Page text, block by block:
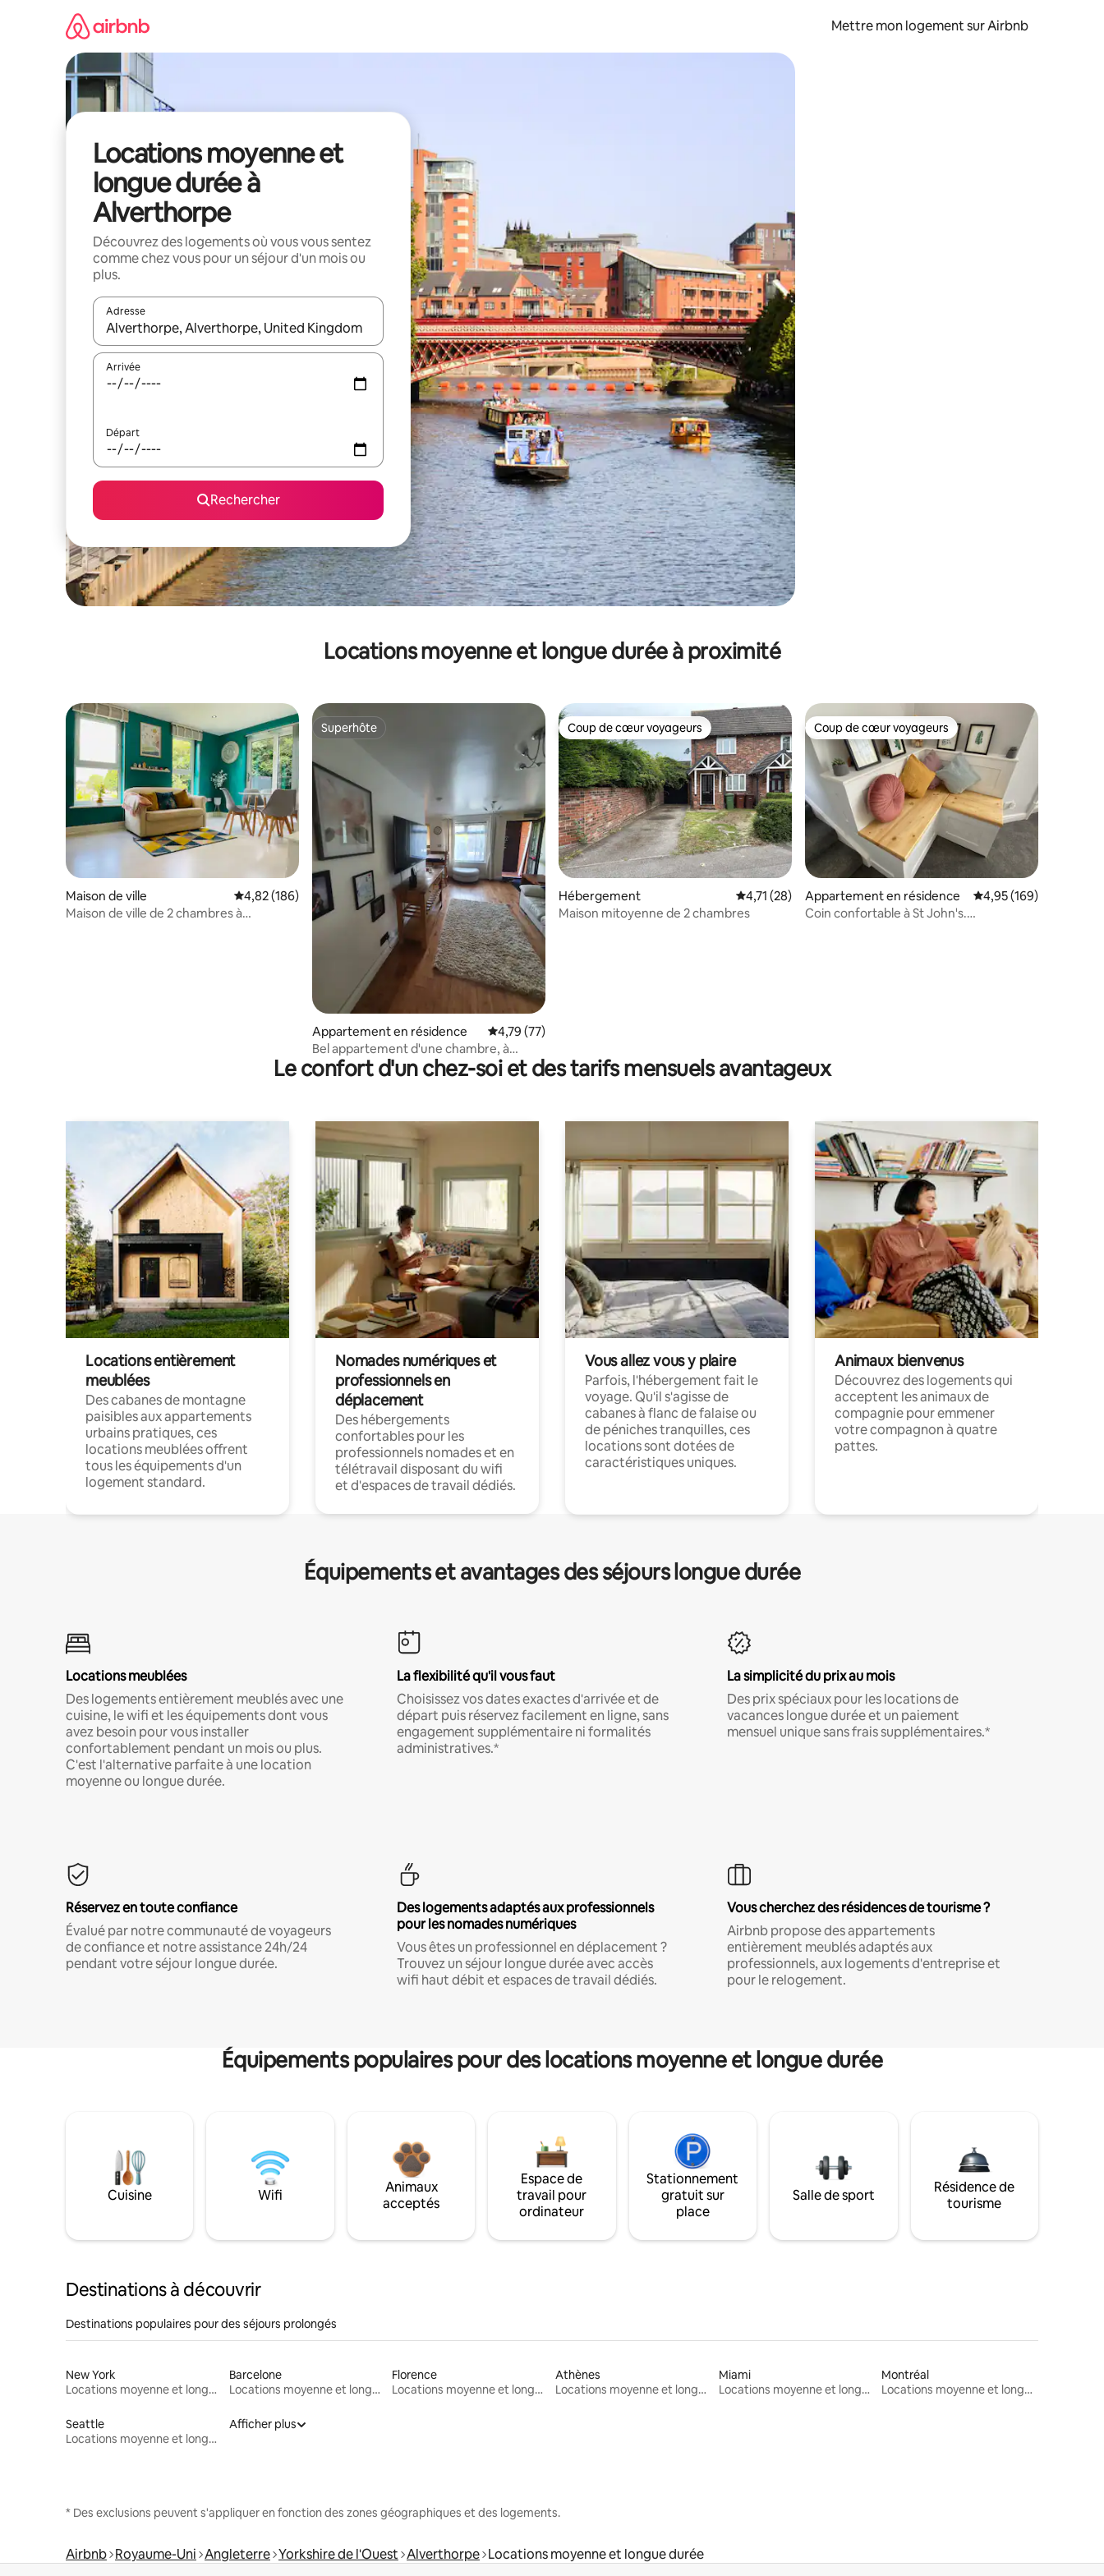
Mettre mon logement sur Airbnb
Locations moyenne et
longue durée à
Alverthorpe
Découvrez des logements où vous vous sentez
comme chez vous pour un séjour d'un mois ou
plus.
Adresse
Lorsque les résultats s'affichent, utilisez les flèches vers le haut et vers le bas pour les parcourir ou en appuyant et en faisant glisser.
Arrivée
Départ
Rechercher
Locations moyenne et longue durée à proximité
Maison de ville Évaluation moyenne sur la base de 186 commentaires : 4,82 sur 5
4,82 (186)
Maison de ville de 2 chambres à
Superhôte
Superhôte
Appartement en résidence Évaluation moyenne sur la base de 77 commentaires : 4,79 sur 5
4,79 (77)
Bel appartement d'une chambre, à
proximité du centre-ville
Coup de cœur voyageurs
Coup de cœur voyageurs
Hébergement Évaluation moyenne sur la base de 28 commentaires : 4,71 sur 5
4,71 (28)
Maison mitoyenne de 2 chambres
Coup de cœur voyageurs
Coup de cœur voyageurs
Appartement en résidence Évaluation moyenne
4,95 (169)
Coin confortable à St John's.
Le confort d'un chez-soi et des tarifs mensuels avantageux
Locations entièrement
meublées
Des cabanes de montagne
paisibles aux appartements
urbains pratiques, ces
locations meublées offrent
tous les équipements d'un
logement standard.
Nomades numériques et
professionnels en
déplacement
Des hébergements
confortables pour les
professionnels nomades et en
télétravail disposant du wifi
et d'espaces de travail dédiés.
Vous allez vous y plaire
Parfois, l'hébergement fait le
voyage. Qu'il s'agisse de
cabanes à flanc de falaise ou
de péniches tranquilles, ces
locations sont dotées de
caractéristiques uniques.
Animaux bienvenus
Découvrez des logements qui
acceptent les animaux de
compagnie pour emmener
votre compagnon à quatre
pattes.
Équipements et avantages des séjours longue durée
Locations meublées
Des logements entièrement meublés avec une
cuisine, le wifi et les équipements dont vous
avez besoin pour vous installer
confortablement pendant un mois ou plus.
C'est l'alternative parfaite à une location
moyenne ou longue durée.
La flexibilité qu'il vous faut
Choisissez vos dates exactes d'arrivée et de
départ puis réservez facilement en ligne, sans
engagement supplémentaire ni formalités
administratives.*
La simplicité du prix au mois
Des prix spéciaux pour les locations de
vacances longue durée et un paiement
mensuel unique sans frais supplémentaires.*
Réservez en toute confiance
Évalué par notre communauté de voyageurs
de confiance et notre assistance 24h/24
pendant votre séjour longue durée.
Des logements adaptés aux professionnels
pour les nomades numériques
Vous êtes un professionnel en déplacement ?
Trouvez un séjour longue durée avec accès
wifi haut débit et espaces de travail dédiés.
Vous cherchez des résidences de tourisme ?
Airbnb propose des appartements
entièrement meublés adaptés aux
professionnels, aux logements d'entreprise et
pour le relogement.
Équipements populaires pour des locations moyenne et longue durée
Cuisine Wifi
Animaux
acceptés
Espace de
travail pour
ordinateur
Stationnement
gratuit sur
place
Salle de sport
Résidence de
tourisme
Destinations à découvrir
Destinations populaires pour des séjours prolongés
New York
Locations moyenne et longue durée
Barcelone
Locations moyenne et longue durée
Florence
Locations moyenne et longue durée
Athènes
Locations moyenne et longue durée
Miami
Locations moyenne et longue durée
Montréal
Locations moyenne et longue durée
Seattle
Locations moyenne et longue durée
Afficher plus
* Des exclusions peuvent s'appliquer en fonction des zones géographiques et des logements.
Airbnb Royaume-Uni Angleterre Yorkshire de l'Ouest Alverthorpe Locations moyenne et longue durée